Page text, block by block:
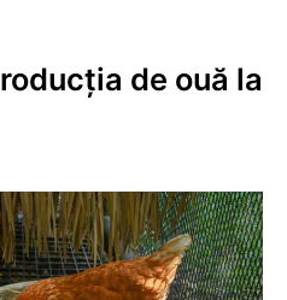
de ouă la